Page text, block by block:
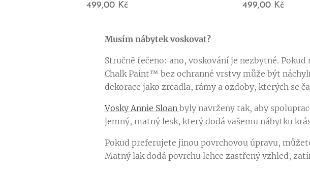
499,00Kč 499,00 Kč
Musím nábytek voskovat?
Stručně řečeno: ano, voskování je nezbytné.
Chalk Paint™ bez ochranné vrstvy může být
dekorace jako zrcadla, rámy a ozdoby, kterých se
Vosky Annie Sloan byly navrženy tak, aby
jemný, matný lesk, který dodá vašemu nábytku
Pokud preferujete jinou povrchovou úpravu,
Matný lak dodá povrchu lehce zastřený vzhled,